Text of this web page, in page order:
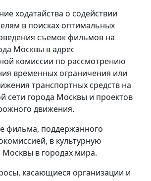
ходатайства о содействии
в поисках оптимальных
съемок фильмов на
Москвы в адрес
комиссии по рассмотрению
временных ограничения или
транспортных средств на
сети города Москвы и проектов
движения.
фильма, поддержанного
в культурную
в городах мира.
касающиеся организации и